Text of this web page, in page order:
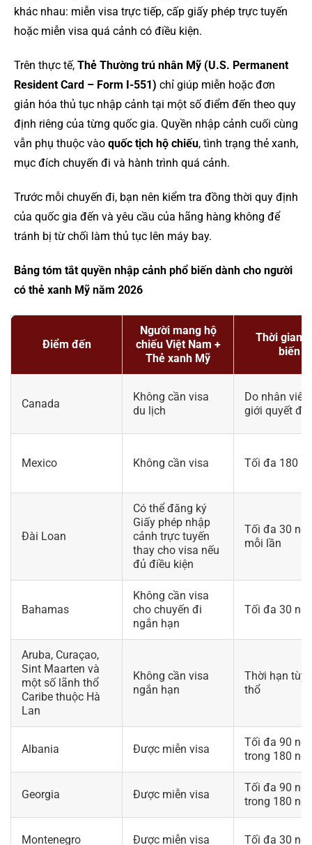
khác nhau: miễn visa trực tiếp, cấp giấy phép trực tuyến
hoặc miễn visa quá cảnh có điều kiện.
Trên thực tế, Thẻ Thường trú nhân Mỹ (U.S. Permanent
Resident Card – Form I-551) chỉ giúp miễn hoặc đơn
giản hóa thủ tục nhập cảnh tại một số điểm đến theo quy
định riêng của từng quốc gia. Quyền nhập cảnh cuối cùng
vẫn phụ thuộc vào quốc tịch hộ chiếu, tình trạng thẻ xanh,
mục đích chuyến đi và hành trình quá cảnh.
Trước mỗi chuyến đi, bạn nên kiểm tra đồng thời quy định
của quốc gia đến và yêu cầu của hãng hàng không để
tránh bị từ chối làm thủ tục lên máy bay.
Bảng tóm tắt quyền nhập cảnh phổ biến dành cho người
có thẻ xanh Mỹ năm 2026
Điểm đến
Người mang hộ
chiếu Việt Nam +
Thẻ xanh Mỹ
Thời gian
biến
Canada
Không cần visa
du lịch
Do nhân viên
giới quyết
Mexico Không cần visa Tối đa 180
Đài Loan
Có thể đăng ký
Giấy phép nhập
cảnh trực tuyến
thay cho visa nếu
đủ điều kiện
Tối đa 30
mỗi lần
Bahamas
Không cần visa
cho chuyến đi
ngắn hạn
Tối đa 30
Aruba, Curaçao,
Sint Maarten và
một số lãnh thổ
Caribe thuộc Hà
Lan
Không cần visa
ngắn hạn
Thời hạn tùy
thổ
Albania Được miễn visa
Tối đa 90
trong 180
Georgia Được miễn visa
Tối đa 90
trong 180
Montenegro Được miễn visa Tối đa 30